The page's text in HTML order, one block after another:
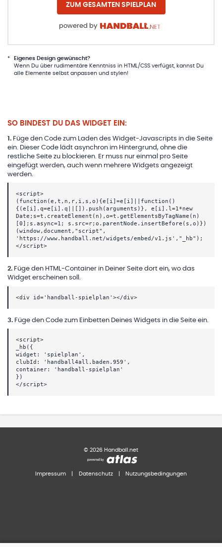
ZUM GESAMTEN SPIELPLAN
powered by
*
Eigenes Design gewünscht?
Wenn Du über rudimentäre Kenntniss in HTML/CSS verfügst, kannst Du
alle Elemente selbst anpassen und stylen!
SO BINDEST DU DAS WIDGET EIN:
1 . Füge den Code zum Laden des Widget-Javascripts in die Seite
ein. Dieser Code lädt asynchron im Hintergrund, ohne die
restliche Seite zu blockieren. Er muss nur einmal pro Seite
eingefügt werden, auch wenn mehrere Widgets angezeigt
werden.
<script>
(function(e,t,n,r,i,s,o){e[i]=e[i]||function()
{(e[i].q=e[i].q||[]).push(arguments)}, e[i].l=1*new
Date;s=t.createElement(n),o=t.getElementsByTagName(n)
[0];s.async=1; s.src=r;o.parentNode.insertBefore(s,o)})
(window,document,"script",
'https://www.handball.net/widgets/embed/v1.js',"_hb");
</script>
2. Füge den HTML-Container in Deiner Seite dort ein, wo das
Widget erscheinen soll.
<div id='handball-spielplan'></div>
3. Füge den Code zum Einbetten Deines Widgets in die Seite ein.
<script>
_hb({
widget: 'spielplan',
clubId: 'handball4all.baden.959',
container: 'handball-spielplan'
})
</script>
© 2026 Handball.net
Impressum Datenschutz Nutzungsbedingungen